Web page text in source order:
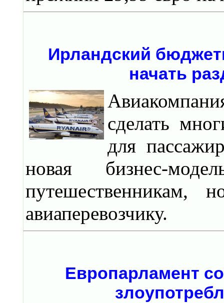
Ирландский
начать
сделать
для
новая бизнес-
авиаперевозчику.
Европарламент